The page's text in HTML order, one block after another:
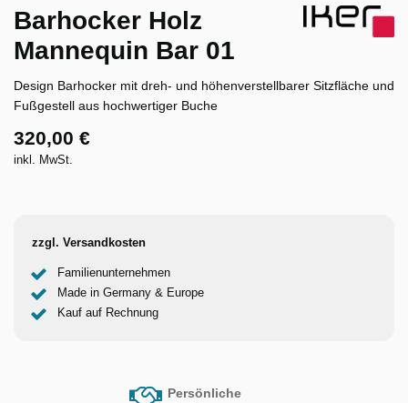
Barhocker Holz
Mannequin Bar 01
Design Barhocker mit dreh- und höhenverstellbarer Sitzfläche und
Fußgestell aus hochwertiger Buche
320,00 €
inkl. MwSt.
zzgl. Versandkosten
Familienunternehmen
Made in Germany & Europe
Kauf auf Rechnung
Persönliche